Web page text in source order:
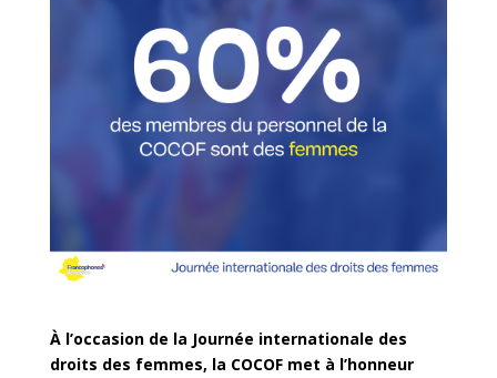
À l’occasion de la Journée internationale des
droits des femmes, la COCOF met à l’honneur